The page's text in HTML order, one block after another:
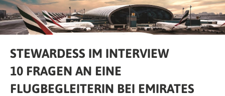
STEWARDESS IM INTERVIEW
10 FRAGEN AN EINE
FLUGBEGLEITERIN BEI EMIRATES